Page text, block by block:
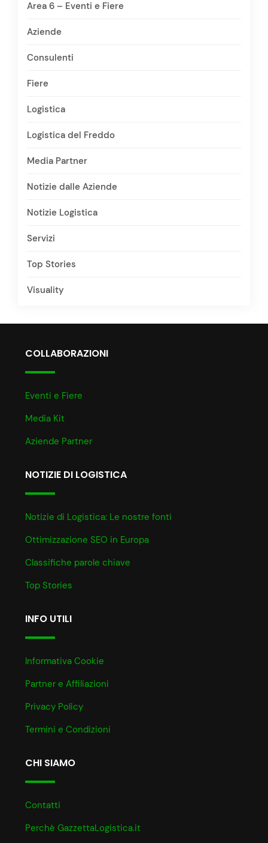
Area 6 – Eventi e Fiere
Aziende
Consulenti
Fiere
Logistica
Logistica del Freddo
Media Partner
Notizie dalle Aziende
Notizie Logistica
Servizi
Top Stories
Visuality
COLLABORAZIONI
Eventi e Fiere
Media Kit
Aziende Partner
NOTIZIE DI LOGISTICA
Notizie di Logistica: Le nostre fonti
Ottimizzazione SEO in Europa
Classifiche parole chiave
Top Stories
INFO UTILI
Informativa Cookie
Partner e Affiliazioni
Privacy Policy
Termini e Condizioni
CHI SIAMO
Contatti
Perchè GazzettaLogistica.it